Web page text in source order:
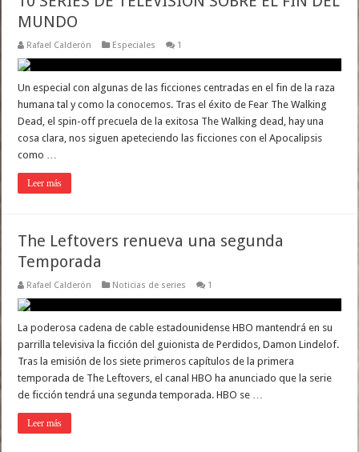
MUNDO
Rafael Calderón Especiales 1
Un especial con algunas de las ficciones centradas en el fin de la raza
humana tal y como la conocemos. Tras el éxito de Fear The Walking
Dead, el spin-off precuela de la exitosa The Walking dead, hay una
cosa clara, nos siguen apeteciendo las ficciones con el Apocalipsis
como …
Leer más
The Leftovers renueva una segunda
Temporada
Rafael Calderón Noticias de series 1
La poderosa cadena de cable estadounidense HBO mantendrá en su
parrilla televisiva la ficción del guionista de Perdidos, Damon Lindelof.
Tras la emisión de los siete primeros capítulos de la primera
temporada de The Leftovers, el canal HBO ha anunciado que la serie
de ficción tendrá una segunda temporada. HBO se …
Leer más